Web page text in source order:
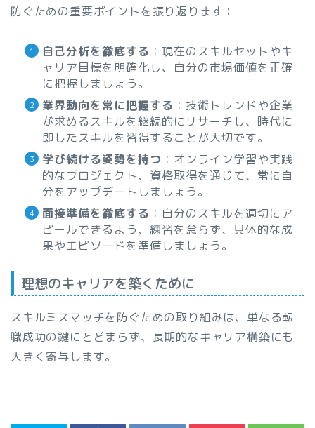
防ぐための重要ポイントを振り返ります：
自己分析を徹底する ：現在のスキルセットやキ
ャリア目標を明確化し、自分の市場価値を正確
に把握しましょう。
業界動向を常に把握する ：技術トレンドや企業
が求めるスキルを継続的にリサーチし、時代に
即したスキルを習得することが大切です。
学び続ける姿勢を持つ ：オンライン学習や実践
的なプロジェクト、資格取得を通じて、常に自
分をアップデートしましょう。
面接準備を徹底する ：自分のスキルを適切にア
ピールできるよう、練習を怠らず、具体的な成
果やエピソードを準備しましょう。
理想のキャリアを築くために
スキルミスマッチを防ぐための取り組みは、単なる転
職成功の鍵にとどまらず、長期的なキャリア構築にも
大きく寄与します。